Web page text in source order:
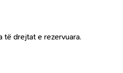
të drejtat e rezervuara.